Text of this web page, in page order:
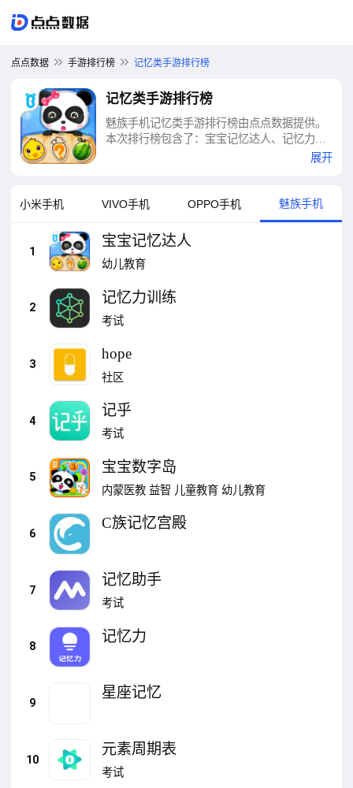
点点数据 手游排行榜 记忆类手游排行榜
记忆类手游排行榜
魅族手机记忆类手游排行榜由点点数据提供。
本次排行榜包含了：宝宝记忆达人、记忆力训
展开
小米手机 VIVO手机 OPPO手机 魅族手机
1
宝宝记忆达人
幼儿教育
2
记忆力训练
考试
3
hope
社区
4
记乎
考试
5
宝宝数字岛
内蒙医教 益智 儿童教育 幼儿教育
6
C族记忆宫殿
7
记忆助手
考试
8
记忆力
9
星座记忆
10
元素周期表
考试